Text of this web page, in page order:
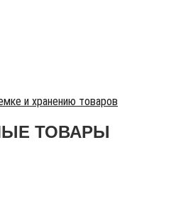
и хранению товаров
ТОВАРЫ